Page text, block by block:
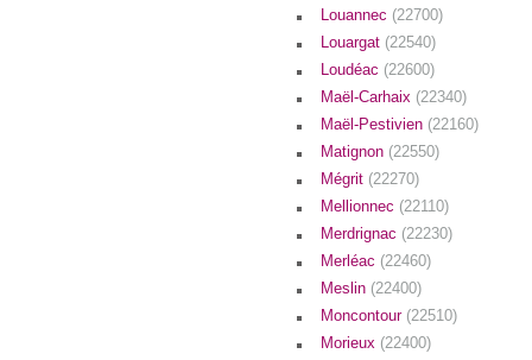
Louannec (22700)
Louargat (22540)
Loudéac (22600)
Maël-Carhaix (22340)
Maël-Pestivien (22160)
Matignon (22550)
Mégrit (22270)
Mellionnec (22110)
Merdrignac (22230)
Merléac (22460)
Meslin (22400)
Moncontour (22510)
Morieux (22400)